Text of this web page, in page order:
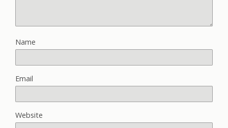
Name
Email
Website